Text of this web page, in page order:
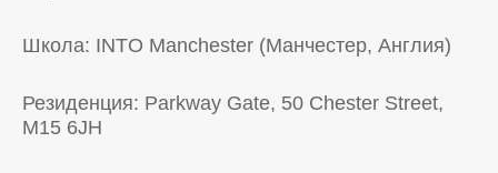
Школа: INTO Manchester (Манчестер, Англия)
Резиденция: Parkway Gate, 50 Chester Street,
M15 6JH